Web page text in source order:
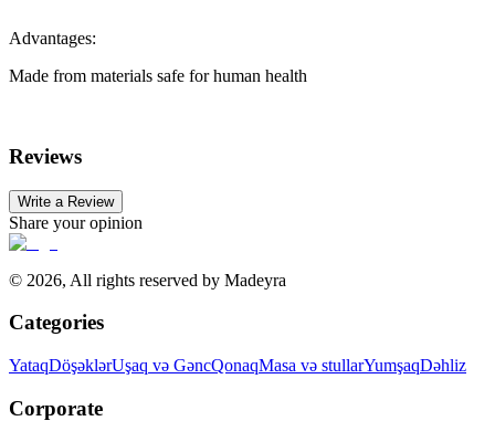
Advantages:
Made from materials safe for human health
Reviews
Write a Review
Share your opinion
© 2026, All rights reserved by Madeyra
Categories
YataqDöşəklərUşaq və GəncQonaqMasa və stullarYumşaqDəhliz
Corporate